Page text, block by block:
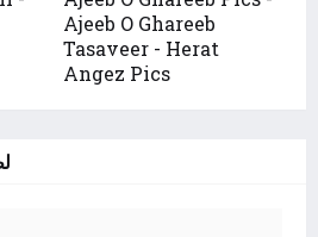
Ajeeb O Ghareeb
Tasaveer - Herat
Angez Pics